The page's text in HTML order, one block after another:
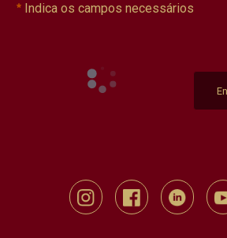
Indica os campos necessários